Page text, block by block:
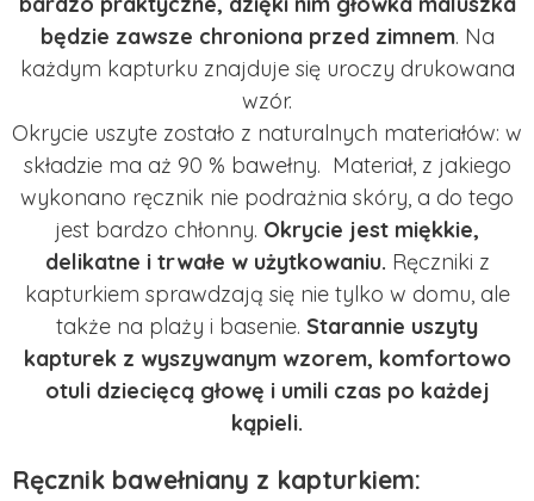
będzie zawsze chroniona przed zimnem. Na
każdym kapturku znajduje się uroczy drukowana
wzór.
Okrycie uszyte zostało z naturalnych materiałów: w
składzie ma aż 90 % bawełny. Materiał, z jakiego
wykonano ręcznik nie podrażnia skóry, a do tego
jest bardzo chłonny. Okrycie jest miękkie,
delikatne i trwałe w użytkowaniu. Ręczniki z
kapturkiem sprawdzają się nie tylko w domu, ale
także na plaży i basenie. Starannie uszyty
kapturek z wyszywanym wzorem, komfortowo
otuli dziecięcą głowę i umili czas po każdej
kąpieli.
Ręcznik bawełniany z kapturkiem: